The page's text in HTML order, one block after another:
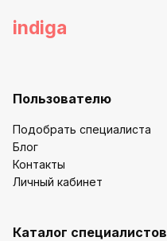
indiga
Пользователю
Подобрать специалиста
Блог
Контакты
Личный кабинет
Каталог специалистов